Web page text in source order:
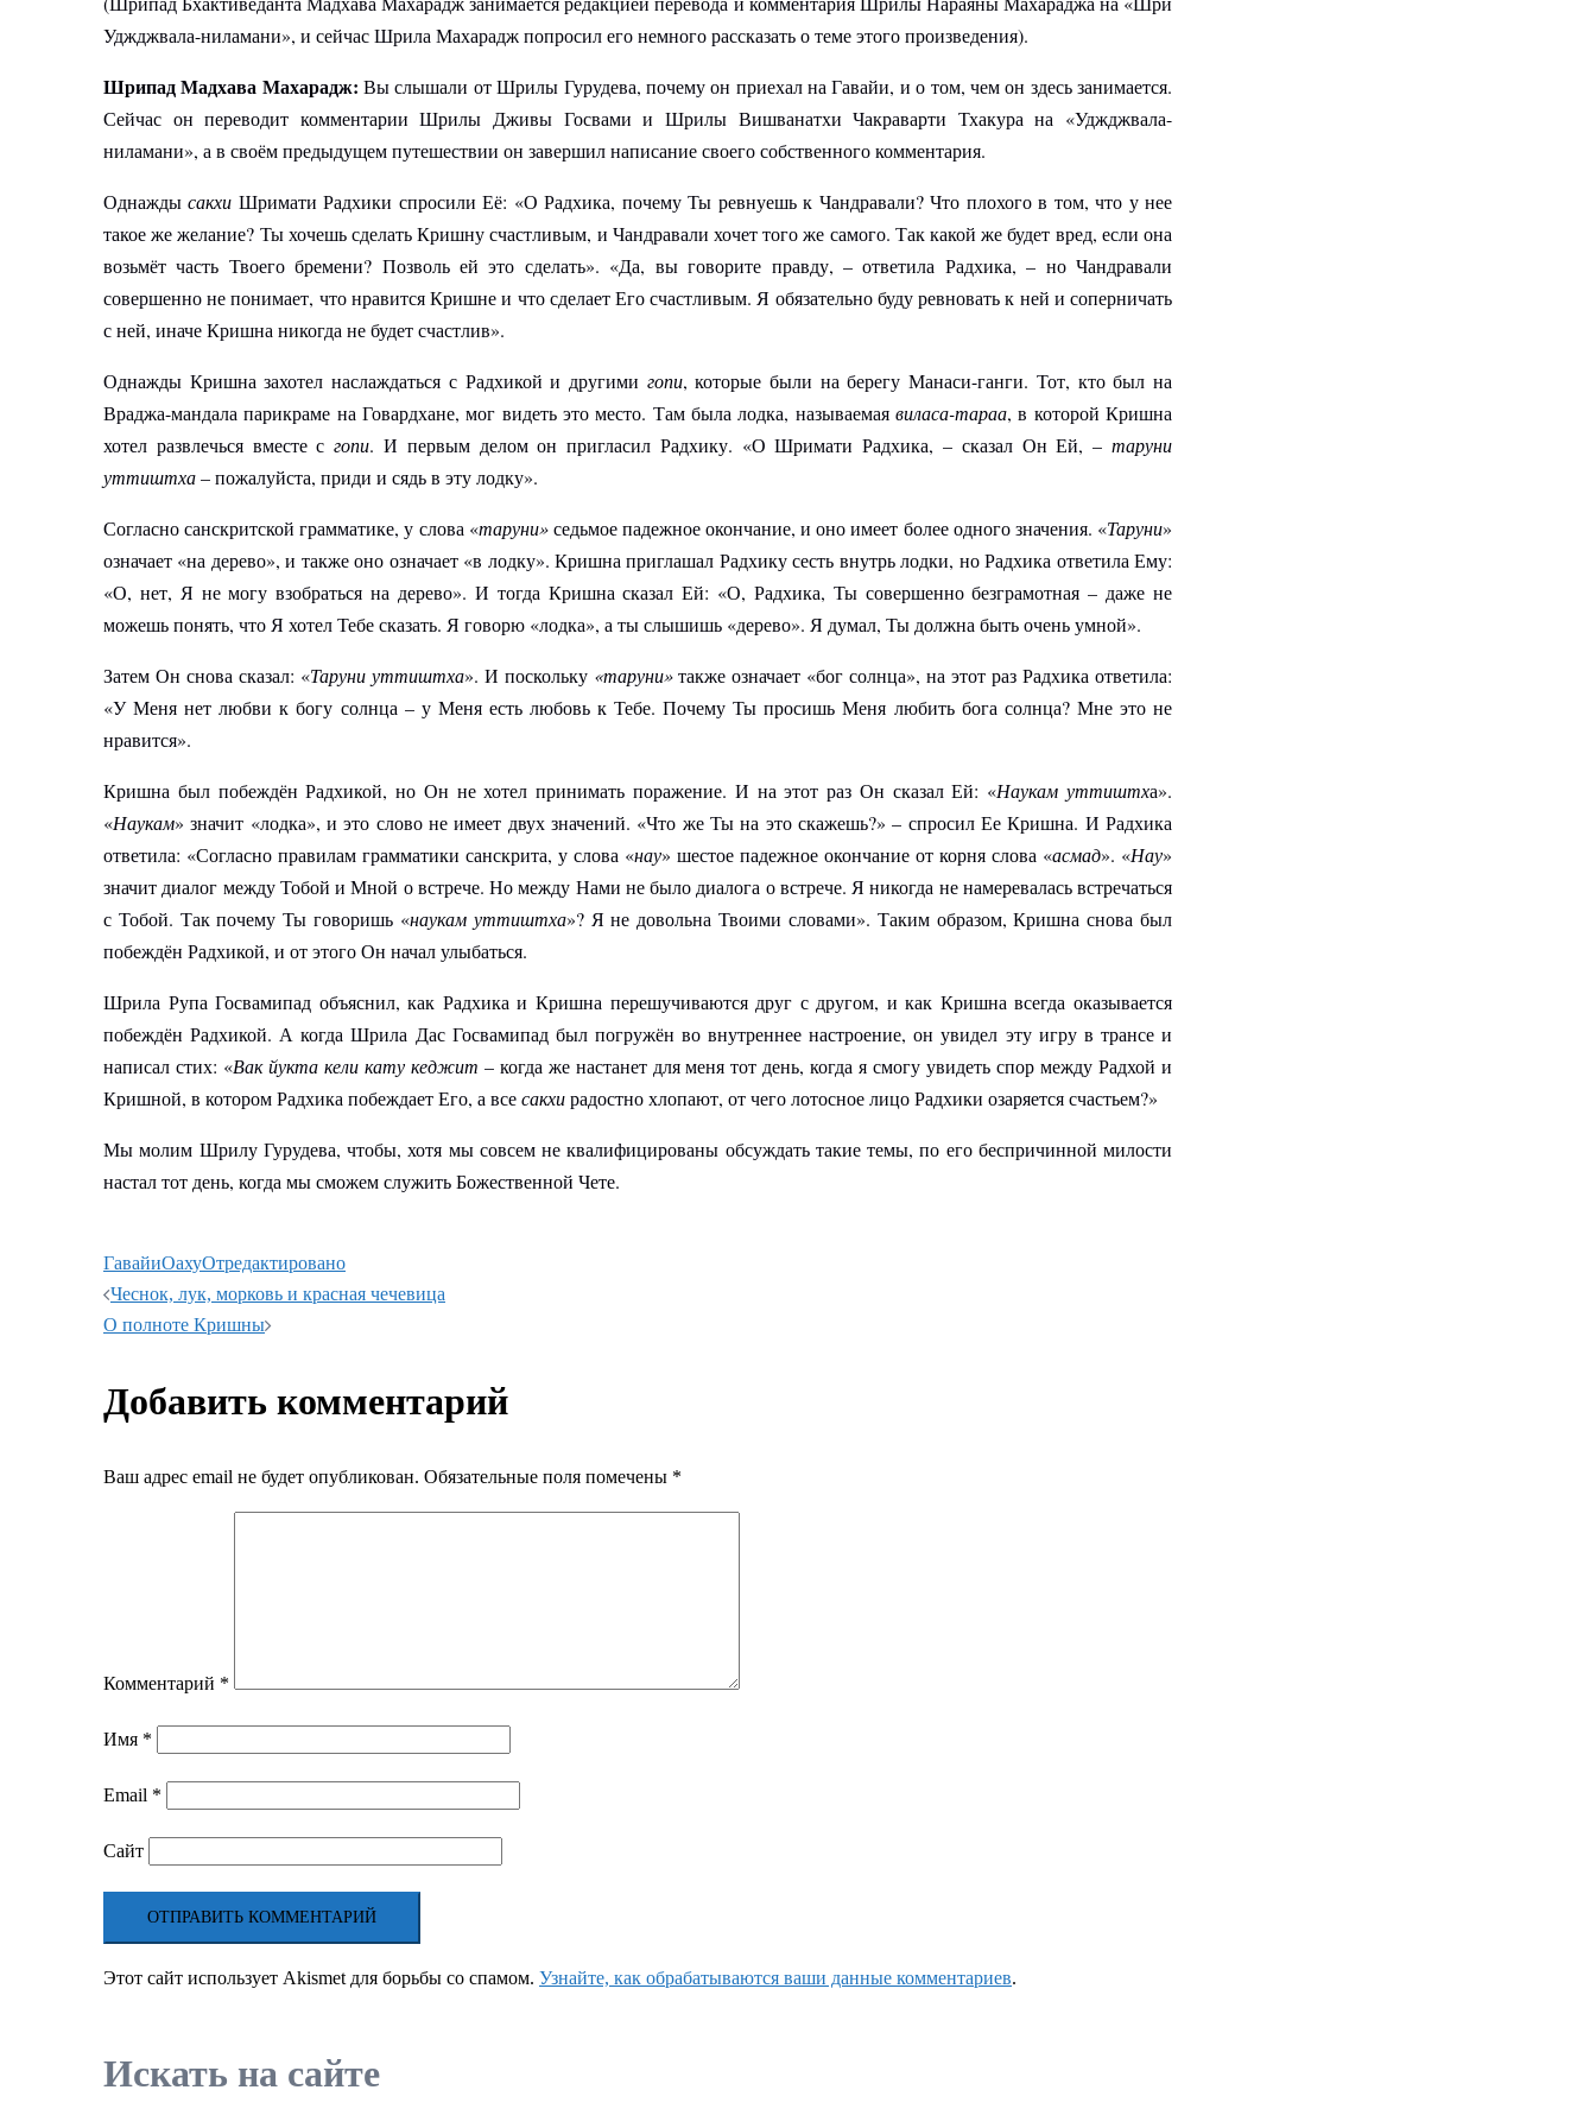
Уджджвала-ниламани», и сейчас Шрила Махарадж попросил его немного рассказать о теме этого произведения).
Шрипад Мадхава Махарадж: Вы слышали от Шрилы Гурудева, почему он приехал на Гавайи, и о том, чем он здесь занимается.
Сейчас он переводит комментарии Шрилы Дживы Госвами и Шрилы Вишванатхи Чакраварти Тхакура на «Уджджвала-
ниламани», а в своём предыдущем путешествии он завершил написание своего собственного комментария.
Однаждысакхи Шримати Радхики спросили Её: «О Радхика, почему Ты ревнуешь к Чандравали? Что плохого в том, что у нее
такое же желание? Ты хочешь сделать Кришну счастливым, и Чандравали хочет того же самого. Так какой же будет вред, если она
возьмёт часть Твоего бремени? Позволь ей это сделать». «Да, вы говорите правду, – ответила Радхика, – но Чандравали
совершенно не понимает, что нравится Кришне и что сделает Его счастливым. Я обязательно буду ревновать к ней и соперничать
с ней, иначе Кришна никогда не будет счастлив».
Однажды Кришна захотел наслаждаться с Радхикой и другими гопи, которые были на берегу Манаси-ганги. Тот, кто был на
Враджа-мандала парикраме на Говардхане, мог видеть это место. Там была лодка, называемая виласа-тараа, в которой Кришна
хотел развлечься вместе сгопи. И первым делом он пригласил Радхику. «О Шримати Радхика, – сказал Он Ей, –таруни
уттиштха– пожалуйста, приди и сядь в эту лодку».
Согласно санскритской грамматике, у слова «таруни»седьмое падежное окончание, и оно имеет более одного значения. «Таруни»
означает «на дерево», и также оно означает «в лодку». Кришна приглашал Радхику сесть внутрь лодки, но Радхика ответила Ему:
«О, нет, Я не могу взобраться на дерево». И тогда Кришна сказал Ей: «О, Радхика, Ты совершенно безграмотная – даже не
можешь понять, что Я хотел Тебе сказать. Я говорю «лодка», а ты слышишь «дерево». Я думал, Ты должна быть очень умной».
Затем Он снова сказал: «Таруни уттиштха». И поскольку «таруни»также означает «бог солнца», на этот раз Радхика ответила:
«У Меня нет любви к богу солнца – у Меня есть любовь к Тебе. Почему Ты просишь Меня любить бога солнца? Мне это не
нравится».
Кришна был побеждён Радхикой, но Он не хотел принимать поражение. И на этот раз Он сказал Ей: «Наукам уттиштха».
«Наукам» значит «лодка», и это слово не имеет двух значений. «Что же Ты на это скажешь?» – спросил Ее Кришна. И Радхика
ответила: «Согласно правилам грамматики санскрита, у слова «нау» шестое падежное окончание от корня слова «асмад». «Нау»
значит диалог между Тобой и Мной о встрече. Но между Нами не было диалога о встрече. Я никогда не намеревалась встречаться
с Тобой. Так почему Ты говоришь «наукам уттиштха»? Я не довольна Твоими словами». Таким образом, Кришна снова был
побеждён Радхикой, и от этого Он начал улыбаться.
Шрила Рупа Госвамипад объяснил, как Радхика и Кришна перешучиваются друг с другом, и как Кришна всегда оказывается
побеждён Радхикой. А когда Шрила Дас Госвамипад был погружён во внутреннее настроение, он увидел эту игру в трансе и
написал стих: «Вак йукта кели кату кеджит – когда же настанет для меня тот день, когда я смогу увидеть спор между Радхой и
Кришной, в котором Радхика побеждает Его, а всесакхирадостно хлопают, от чего лотосное лицо Радхики озаряется счастьем?»
Мы молим Шрилу Гурудева, чтобы, хотя мы совсем не квалифицированы обсуждать такие темы, по его беспричинной милости
настал тот день, когда мы сможем служить Божественной Чете.
ГавайиОахуОтредактировано
Навигация
Чеснок, лук, морковь и красная чечевица
О полноте Кришны
Добавить комментарий
Ваш адрес email не будет опубликован. Обязательные поля помечены *
Комментарий *
Имя *
Email *
Сайт
Этот сайт использует Akismet для борьбы со спамом. Узнайте, как обрабатываются ваши данные комментариев.
Искать на сайте